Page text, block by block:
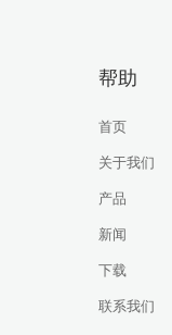
帮助
首页
关于我们
产品
新闻
下载
联系我们